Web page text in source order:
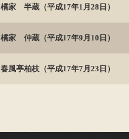
橘家 半蔵（平成17年1月28日）
橘家 仲蔵（平成17年9月10日）
春風亭柏枝（平成17年7月23日）